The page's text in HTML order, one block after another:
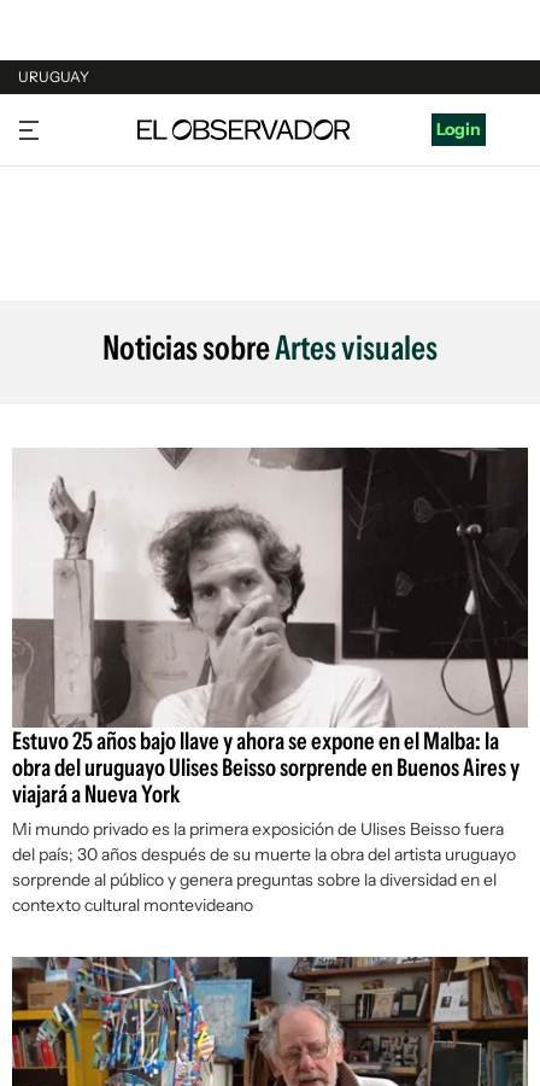
URUGUAY
URUGUAY
ARGENTINA
Login
Noticias sobreArtes visuales
Estuvo 25 años bajo llave y ahora se expone en el Malba: la
obra del uruguayo Ulises Beisso sorprende en Buenos Aires y
viajará a Nueva York
Mi mundo privadoes la primera exposición de Ulises Beisso fuera
del país; 30 años después de su muerte la obra del artista uruguayo
sorprende al público y genera preguntas sobre la diversidad en el
contexto cultural montevideano